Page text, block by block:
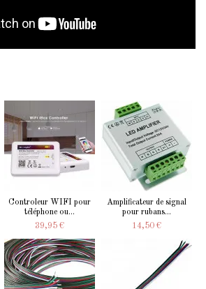
Controleur WIFI pour
téléphone ou...
39,95 €
Amplificateur de signal
pour rubans...
14,50 €